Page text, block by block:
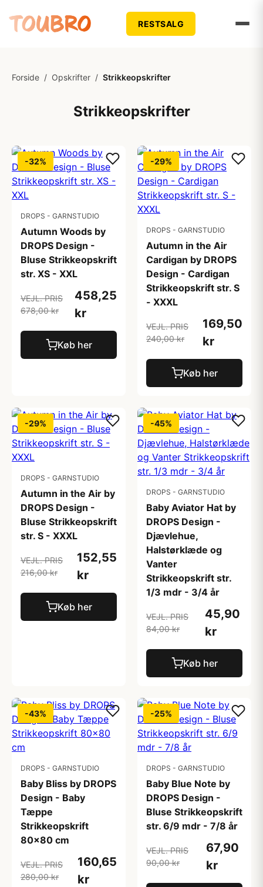
RESTSALG
Forside / Opskrifter / Strikkeopskrifter
Strikkeopskrifter
-32%
DROPS - GARNSTUDIO
Autumn Woods by
DROPS Design -
Bluse Strikkeopskrift
str. XS - XXL
VEJL. PRIS
678,00 kr
458,25
kr
Køb her
-29%
DROPS - GARNSTUDIO
Autumn in the Air
Cardigan by DROPS
Design - Cardigan
Strikkeopskrift str. S
- XXXL
VEJL. PRIS
240,00 kr
169,50
kr
Køb her
-29%
DROPS - GARNSTUDIO
Autumn in the Air by
DROPS Design -
Bluse Strikkeopskrift
str. S - XXXL
VEJL. PRIS
216,00 kr
152,55
kr
Køb her
-45%
DROPS - GARNSTUDIO
Baby Aviator Hat by
DROPS Design -
Djævlehue,
Halstørklæde og
Vanter
Strikkeopskrift str.
1/3 mdr - 3/4 år
VEJL. PRIS
84,00 kr
45,90
kr
Køb her
-43%
DROPS - GARNSTUDIO
Baby Bliss by DROPS
Design - Baby
Tæppe
Strikkeopskrift
80x80 cm
VEJL. PRIS
280,00 kr
160,65
kr
-25%
DROPS - GARNSTUDIO
Baby Blue Note by
DROPS Design -
Bluse Strikkeopskrift
str. 6/9 mdr - 7/8 år
VEJL. PRIS
90,00 kr
67,90
kr